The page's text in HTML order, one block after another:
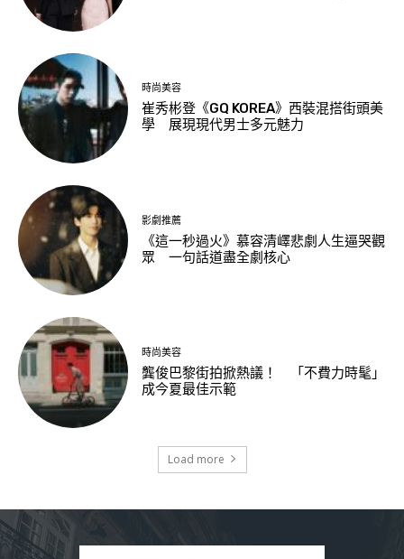
時尚美容
崔秀彬登《GQ KOREA》西裝混搭街頭美
學 展現現代男士多元魅力
影劇推薦
《這一秒過火》慕容清嶧悲劇人生逼哭觀
眾 一句話道盡全劇核心
時尚美容
龔俊巴黎街拍掀熱議！ 「不費力時髦」
成今夏最佳示範
Load more